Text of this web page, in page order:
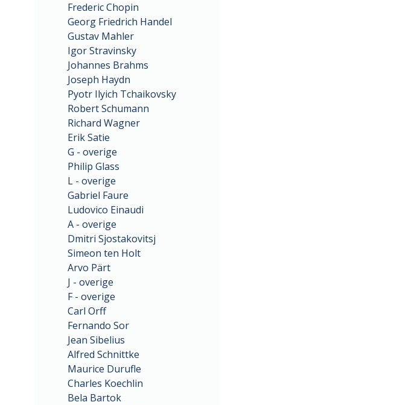
Frederic Chopin
Georg Friedrich Handel
Gustav Mahler
Igor Stravinsky
Johannes Brahms
Joseph Haydn
Pyotr Ilyich Tchaikovsky
Robert Schumann
Richard Wagner
Erik Satie
G - overige
Philip Glass
L - overige
Gabriel Faure
Ludovico Einaudi
A - overige
Dmitri Sjostakovitsj
Simeon ten Holt
Arvo Pärt
J - overige
F - overige
Carl Orff
Fernando Sor
Jean Sibelius
Alfred Schnittke
Maurice Durufle
Charles Koechlin
Bela Bartok